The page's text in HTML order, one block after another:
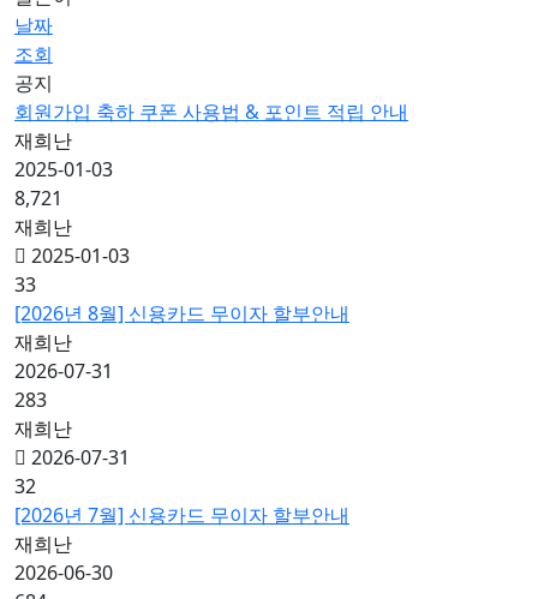
날짜
조회
공지
회원가입 축하 쿠폰 사용법 & 포인트 적립 안내
재희난
2025-01-03
8,721
재희난
2025-01-03
33
[2026년 8월] 신용카드 무이자 할부안내
재희난
2026-07-31
283
재희난
2026-07-31
32
[2026년 7월] 신용카드 무이자 할부안내
재희난
2026-06-30